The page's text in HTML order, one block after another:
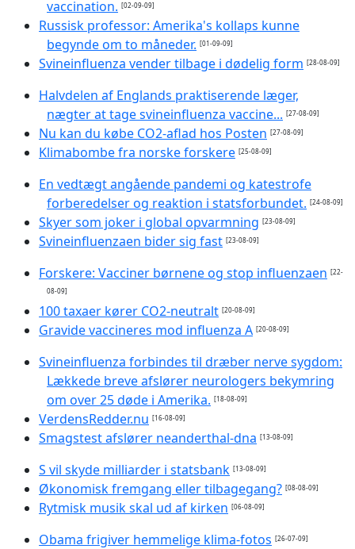
vaccination. [02-09-09]
Russisk professor: Amerika's kollaps kunne
begynde om to måneder. [01-09-09]
Svineinfluenza vender tilbage i dødelig form [28-08-09]
Halvdelen af Englands praktiserende læger,
nægter at tage svineinfluenza vaccine... [27-08-09]
Nu kan du købe CO2-aflad hos Posten [27-08-09]
Klimabombe fra norske forskere [25-08-09]
En vedtægt angående pandemi og katestrofe
forberedelser og reaktion i statsforbundet. [24-08-09]
Skyer som joker i global opvarmning [23-08-09]
Svineinfluenzaen bider sig fast [23-08-09]
Forskere: Vacciner børnene og stop influenzaen [22-
08-09]
100 taxaer kører CO2-neutralt [20-08-09]
Gravide vaccineres mod influenza A [20-08-09]
Svineinfluenza forbindes til dræber nerve sygdom:
Lækkede breve afslører neurologers bekymring
om over 25 døde i Amerika. [18-08-09]
VerdensRedder.nu [16-08-09]
Smagstest afslører neanderthal-dna [13-08-09]
S vil skyde milliarder i statsbank [13-08-09]
Økonomisk fremgang eller tilbagegang? [08-08-09]
Rytmisk musik skal ud af kirken [06-08-09]
Obama frigiver hemmelige klima-fotos [26-07-09]